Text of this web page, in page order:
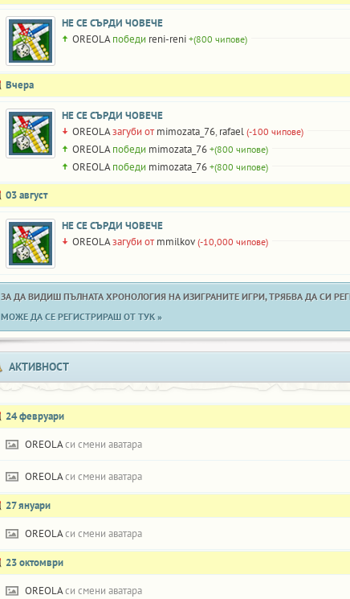
НЕ СЕ СЪРДИ ЧОВЕЧЕ
OREOLA победи reni-reni +(800 чипове)
Вчера
НЕ СЕ СЪРДИ ЧОВЕЧЕ
OREOLAзагуби от mimozata_76, rafael (-100 чипове)
OREOLA победи mimozata_76 +(800 чипове)
OREOLA победи mimozata_76 +(800 чипове)
03 август
НЕ СЕ СЪРДИ ЧОВЕЧЕ
OREOLAзагуби от mmilkov (-10,000 чипове)
ЗА ДА ВИДИШ ПЪЛНАТА ХРОНОЛОГИЯ НА ИЗИГРАНИТЕ ИГРИ, ТРЯБВА ДА СИ
МОЖЕ ДА СЕ РЕГИСТРИРАШ ОТ ТУК »
АКТИВНОСТ
24 февруари
OREOLAси смени аватара
OREOLAси смени аватара
27 януари
OREOLAси смени аватара
23 октомври
OREOLAси смени аватара